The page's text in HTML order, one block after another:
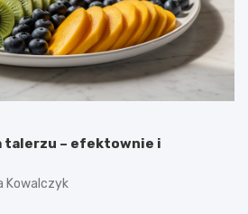
talerzu – efektownie i
Kowalczyk